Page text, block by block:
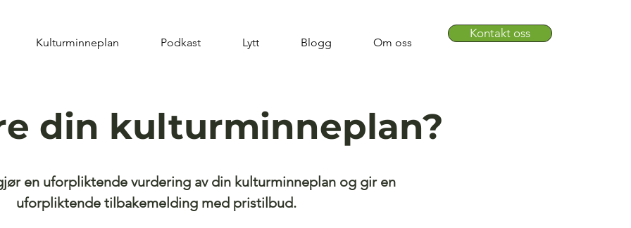
Kulturminneplan Podkast Lytt Blogg Om oss
Kontakt oss
din kulturminneplan?
en uforpliktende vurdering av din kulturminneplan og gir en
uforpliktende tilbakemelding med pristilbud.